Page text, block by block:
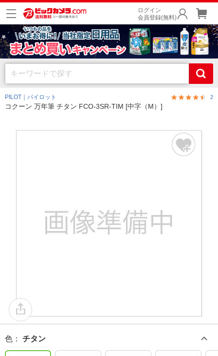
ログイン
会員登録(無料)
PILOT｜パイロット 2
コクーン 万年筆 チタン FCO-3SR-TIM [中字（M）]
色 ： チタン